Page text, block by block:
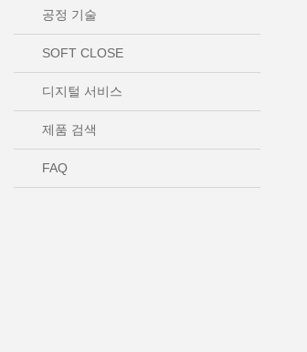
공정 기술
SOFT CLOSE
디지털 서비스
제품 검색
FAQ